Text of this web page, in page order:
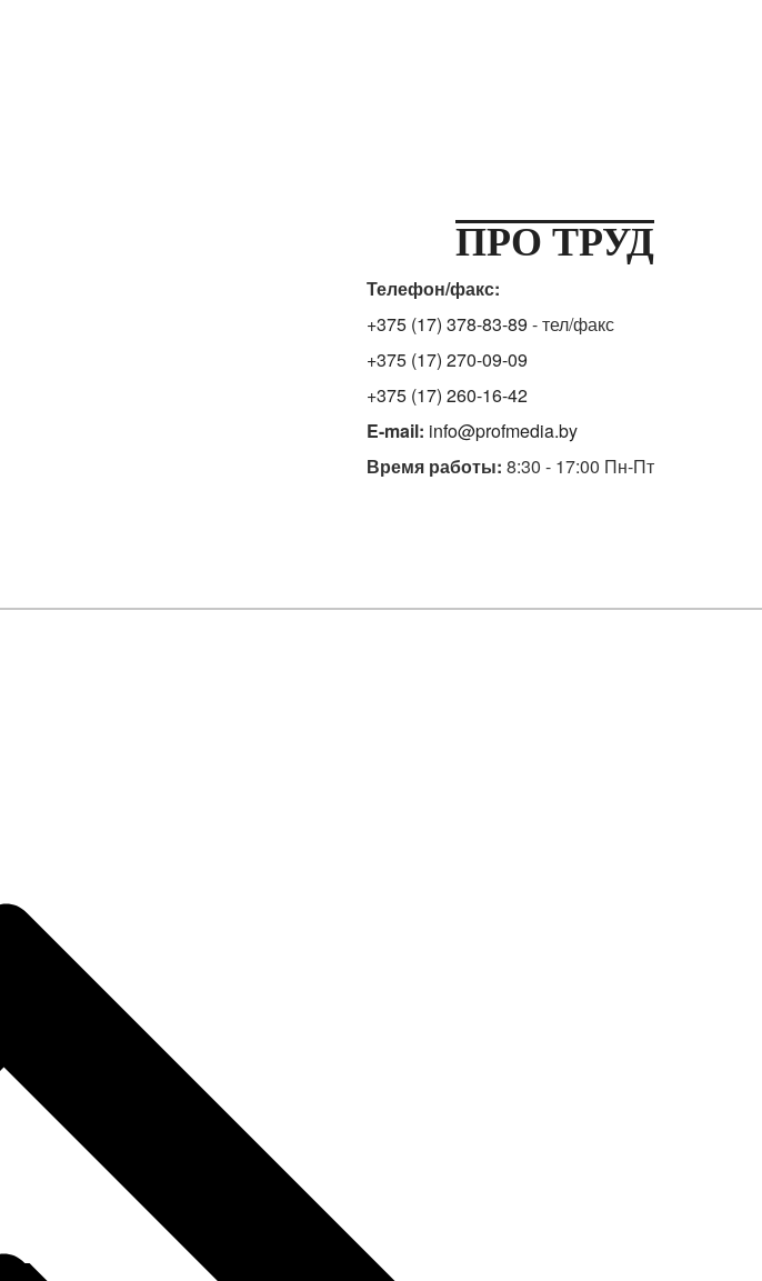
ПРО ТРУД
Телефон/факс:
+375 (17) 378-83-89 - тел/факс
+375 (17) 270-09-09
+375 (17) 260-16-42
E-mail: info@profmedia.by
Время работы: 8:30 - 17:00 Пн-Пт